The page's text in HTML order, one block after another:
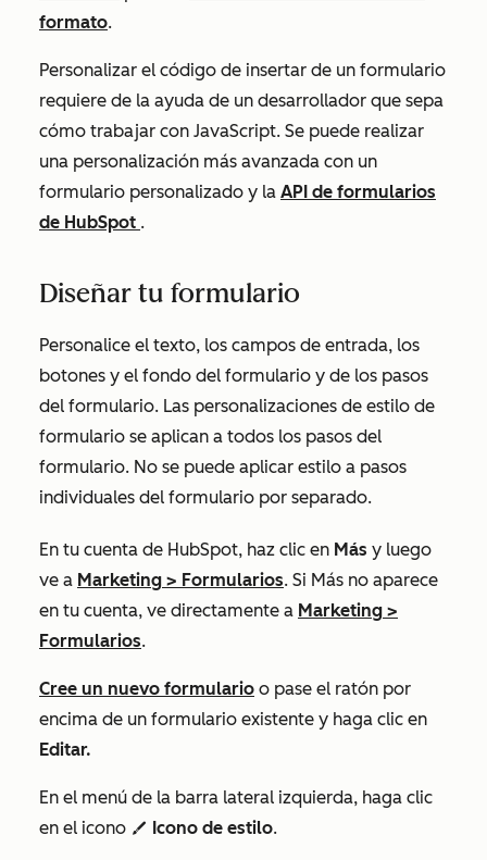
formato.
Personalizar el código de insertar de un formulario
requiere de la ayuda de un desarrollador que sepa
cómo trabajar con JavaScript. Se puede realizar
una personalización más avanzada con un
formulario personalizado y la API de formularios
de HubSpot .
Diseñar tu formulario
Personalice el texto, los campos de entrada, los
botones y el fondo del formulario y de los pasos
del formulario. Las personalizaciones de estilo de
formulario se aplican a todos los pasos del
formulario. No se puede aplicar estilo a pasos
individuales del formulario por separado.
En tu cuenta de HubSpot, haz clic en Más y luego
ve a Marketing > Formularios. Si Más no aparece
en tu cuenta, ve directamente a Marketing >
Formularios.
Cree un nuevo formulario o pase el ratón por
encima de un formulario existente y haga clic en
Editar.
En el menú de la barra lateral izquierda, haga clic
en el icono styles Icono de estilo.